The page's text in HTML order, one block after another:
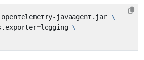
javaagent.jar
=logging